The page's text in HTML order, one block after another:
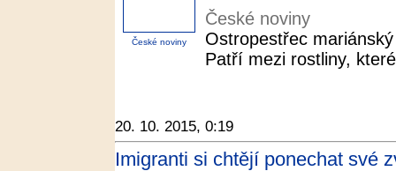
České noviny
České noviny
Ostropestřec
Patří mezi rostliny,
20. 10. 2015, 0:19
Imigranti si chtějí ponechat své